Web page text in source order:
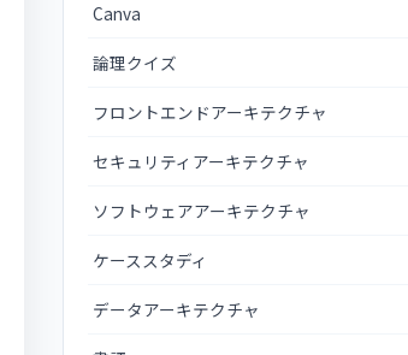
Canva
論理クイズ
フロントエンドアーキテクチャ
セキュリティアーキテクチャ
ソフトウェアアーキテクチャ
ケーススタディ
データアーキテクチャ